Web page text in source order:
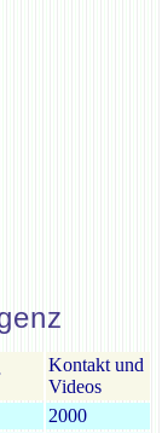
Kontakt und
Videos
2000